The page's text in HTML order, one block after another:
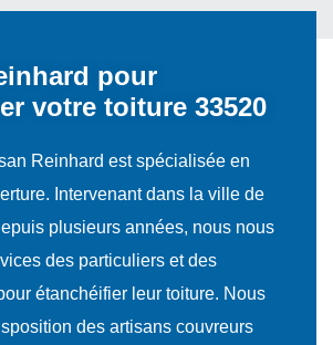
pour
votre toiture 33520
Reinhard est spécialisée en
Intervenant dans la ville de
plusieurs années, nous nous
des particuliers et des
étanchéifier leur toiture. Nous
des artisans couvreurs